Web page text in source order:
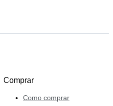
Comprar
Como comprar